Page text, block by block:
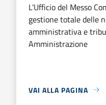
L’Ufficio del Messo
gestione totale delle
amministrativa e
Amministrazione
VAI ALLA PAGINA